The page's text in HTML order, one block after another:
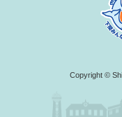
Copyright ©